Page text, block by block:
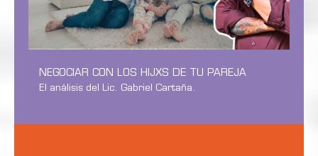
NEGOCIAR CON LOS HIJXS DE TU PAREJA
El análisis del Lic. Gabriel Cartaña.